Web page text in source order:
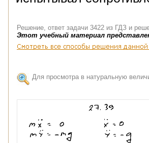
Решение, ответ задачи 3422 из ГДЗ и
Этот учебный материал
Для просмотра в натуральную